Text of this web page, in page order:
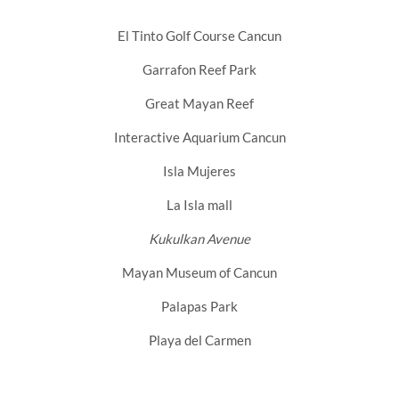
El Tinto Golf Course Cancun
Garrafon Reef Park
Great Mayan Reef
Interactive Aquarium Cancun
Isla Mujeres
La Isla mall
Kukulkan Avenue
Mayan Museum of Cancun
Palapas Park
Playa del Carmen